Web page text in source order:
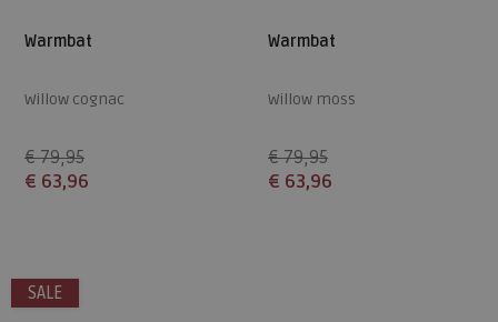
Warmbat
Willow cognac
€ 79,95
€ 63,96
Warmbat
Willow moss
€ 79,95
€ 63,96
SALE